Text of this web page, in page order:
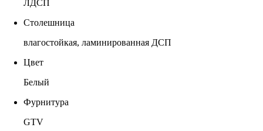
ЛДСП
Столешница
влагостойкая, ламинированная ДСП
Цвет
Белый
Фурнитура
GTV